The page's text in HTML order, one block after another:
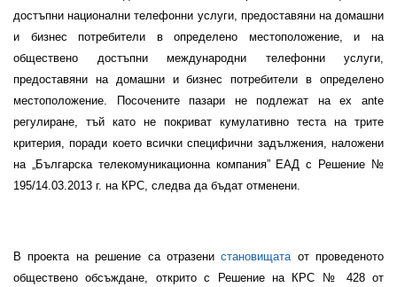
достъпни национални телефонни услуги, предоставяни на домашни
и бизнес потребители в определено местоположение, и на
обществено достъпни международни телефонни услуги,
предоставяни на домашни и бизнес потребители в определено
местоположение. Посочените пазари не подлежат на ex ante
регулиране, тъй като не покриват кумулативно теста на трите
критерия, поради което всички специфични задължения, наложени
на „Българска телекомуникационна компания” ЕАД с Решение №
195/14.03.2013 г. на КРС, следва да бъдат отменени.
В проекта на решение са отразенистановищата от проведеното
обществено обсъждане, открито с Решение на КРС № 428 от